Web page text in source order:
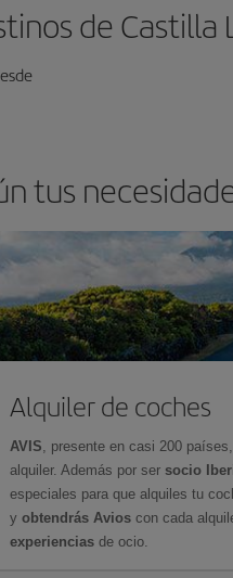
de Castilla
tus
Alquiler de coches
AVIS , presente en casi 200
alquiler. Además por ser socio
especiales para que alquiles tu
y obtendrás Avios con cada
experiencias de ocio.